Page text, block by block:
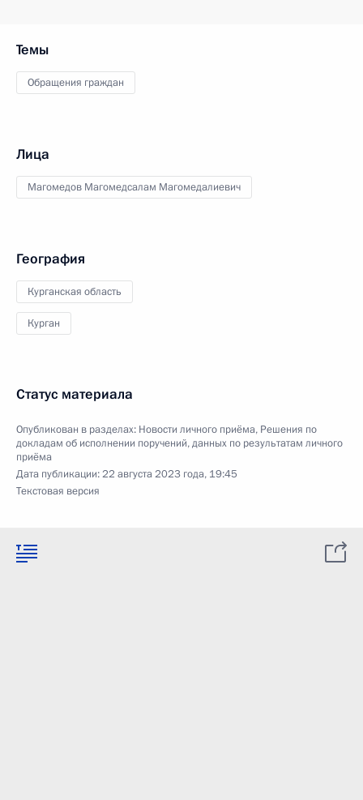
Темы
Обращения граждан
Лица
Магомедов Магомедсалам Магомедалиевич
География
Курганская область
Курган
Статус материала
Опубликован в разделах: Новости личного приёма, Решения по
докладам об исполнении поручений, данных по результатам личного
приёма
Дата публикации:22 августа 2023 года, 19:45
Текстовая версия